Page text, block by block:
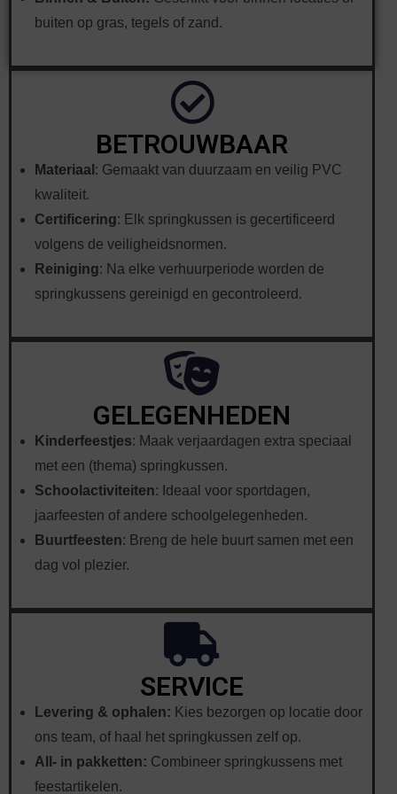
buiten op gras, tegels of zand.
BETROUWBAAR
Materiaal : Gemaakt van duurzaam en veilig PVC
kwaliteit.
Certificering: Elk springkussen is gecertificeerd
volgens de veiligheidsnormen.
Reiniging: Na elke verhuurperiode worden de
springkussens gereinigd en gecontroleerd.
GELEGENHEDEN
Kinderfeestjes: Maak verjaardagen extra speciaal
met een (thema) springkussen.
Schoolactiviteiten: Ideaal voor sportdagen,
jaarfeesten of andere schoolgelegenheden.
Buurtfeesten: Breng de hele buurt samen met een
dag vol plezier.
SERVICE
Levering & ophalen: Kies bezorgen op locatie door
ons team, of haal het springkussen zelf op.
All- in pakketten: Combineer springkussens met
feestartikelen.